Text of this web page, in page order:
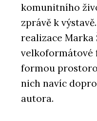
komunitního
zprávě k
realizace Marka
velkoformátové
formou
nich navíc
autora.